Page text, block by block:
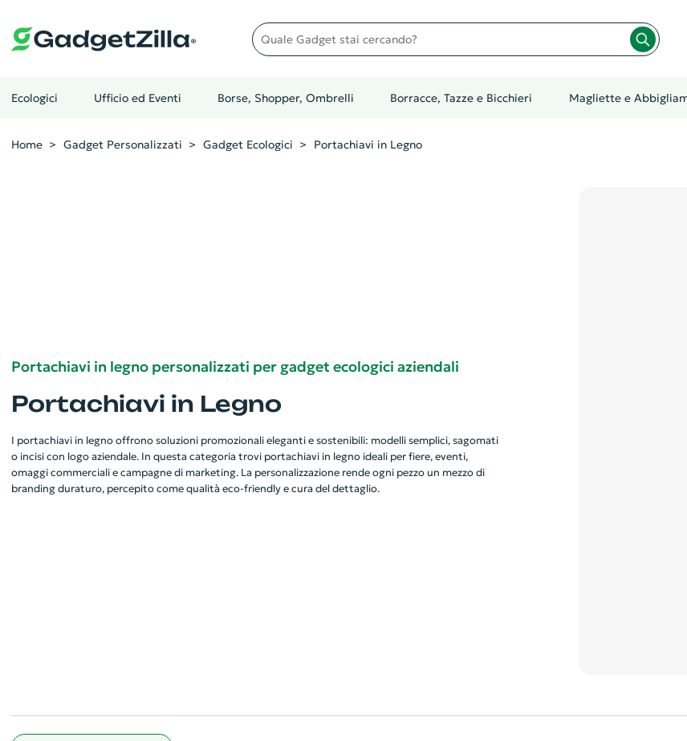
Quale gadget stai cercando?
Ecologici Ufficio ed Eventi Borse, Shopper, Ombrelli Borracce, Tazze e Bicchieri Magliette e
Home Gadget Personalizzati Gadget Ecologici Portachiavi in Legno
Portachiavi in legno personalizzati per gadget ecologici aziendali
Portachiavi in Legno
I portachiavi in legno offrono soluzioni promozionali eleganti e sostenibili: modelli semplici, sagomati
o incisi con logo aziendale. In questa categoria trovi portachiavi in legno ideali per fiere, eventi,
omaggi commerciali e campagne di marketing. La personalizzazione rende ogni pezzo un mezzo di
branding duraturo, percepito come qualità eco‑friendly e cura del dettaglio.